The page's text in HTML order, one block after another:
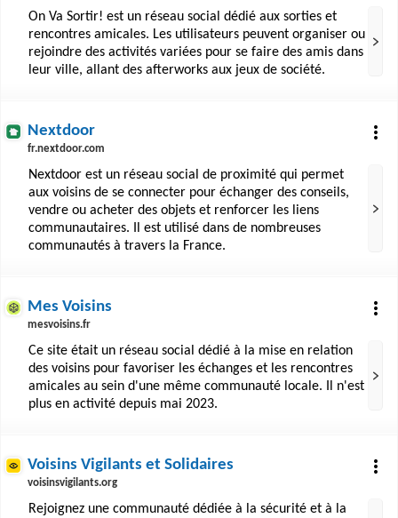
reflet d'une volonté croissante de recréer du lien social
dans un monde où la virtualité prend une place
prépondérante.
On Va Sortir! est un réseau social dédié aux sorties et
rencontres amicales. Les utilisateurs peuvent organiser ou
rejoindre des activités variées pour se faire des amis dans
leur ville, allant des afterworks aux jeux de société.
Nextdoor
fr.nextdoor.com
Nextdoor est un réseau social de proximité qui permet
aux voisins de se connecter pour échanger des conseils,
vendre ou acheter des objets et renforcer les liens
communautaires. Il est utilisé dans de nombreuses
communautés à travers la France.
Mes Voisins
mesvoisins.fr
Ce site était un réseau social dédié à la mise en relation
des voisins pour favoriser les échanges et les rencontres
amicales au sein d'une même communauté locale. Il n'est
plus en activité depuis mai 2023.
Voisins Vigilants et Solidaires
voisinsvigilants.org
Rejoignez une communauté dédiée à la sécurité et à la